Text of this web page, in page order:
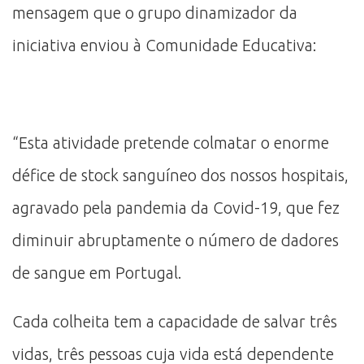
mensagem que o grupo dinamizador da
iniciativa enviou à Comunidade Educativa:
“Esta atividade pretende colmatar o enorme
défice de stock sanguíneo dos nossos hospitais,
agravado pela pandemia da Covid-19, que fez
diminuir abruptamente o número de dadores
de sangue em Portugal.
Cada colheita tem a capacidade de salvar três
vidas, três pessoas cuja vida está dependente